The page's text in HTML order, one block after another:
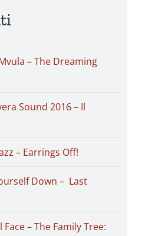
– The Dreaming
Sound 2016 – Il
– Earrings Off!
Down – Last
– The Family Tree: